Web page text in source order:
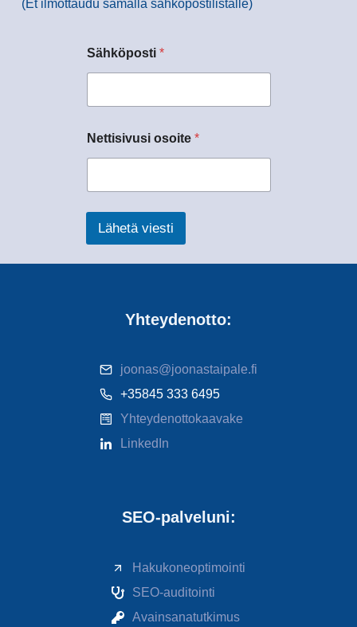
(Et ilmottaudu samalla sähköpostilistalle)
Sähköposti *
Nettisivusi osoite *
Lähetä viesti
Yhteydenotto:
joonas@joonastaipale.fi
+35845 333 6495
Yhteydenottokaavake
LinkedIn
SEO-palveluni:
Hakukoneoptimointi
SEO-auditointi
Avainsanatutkimus